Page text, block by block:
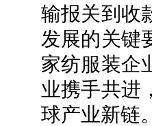
输报关到收
发展的关键
家纺服装企
业携手共进
球产业新链。